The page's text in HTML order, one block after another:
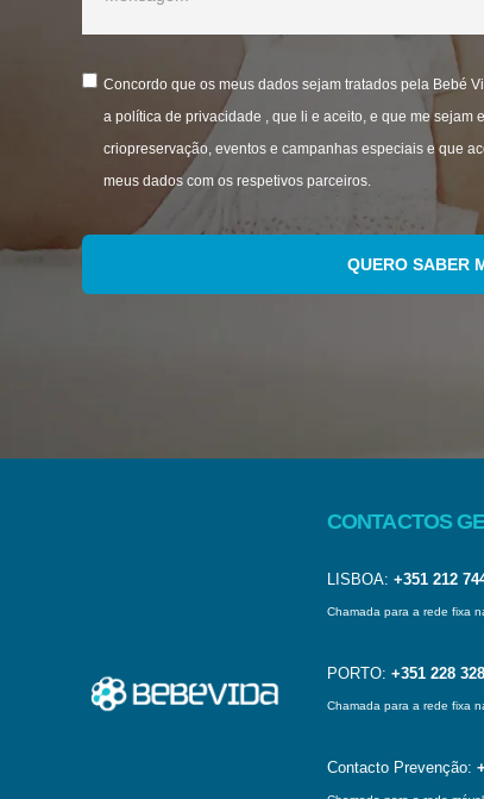
Concordo que os meus dados sejam tratados pela Bebé
a política de privacidade , que li e aceito, e que me sejam
criopreservação, eventos e campanhas especiais e que
meus dados com os respetivos parceiros.
CONTACTOS
LISBOA: +351 212
Chamada para a rede fixa
PORTO: +351 228
Chamada para a rede fixa
Contacto Prevenção: